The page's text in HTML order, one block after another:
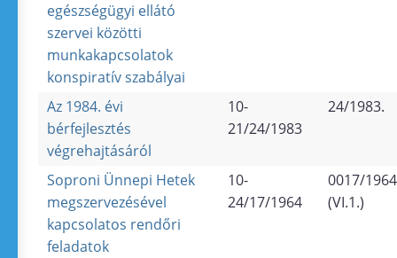
egészségügyi ellátó
szervei közötti
munkakapcsolatok
konspiratív szabályai
Az 1984. évi
bérfejlesztés
végrehajtásáról
10-
21/24/1983
24/1983.
Soproni Ünnepi Hetek
megszervezésével
kapcsolatos rendőri
feladatok
10-
24/17/1964
0017/
(VI.1.)